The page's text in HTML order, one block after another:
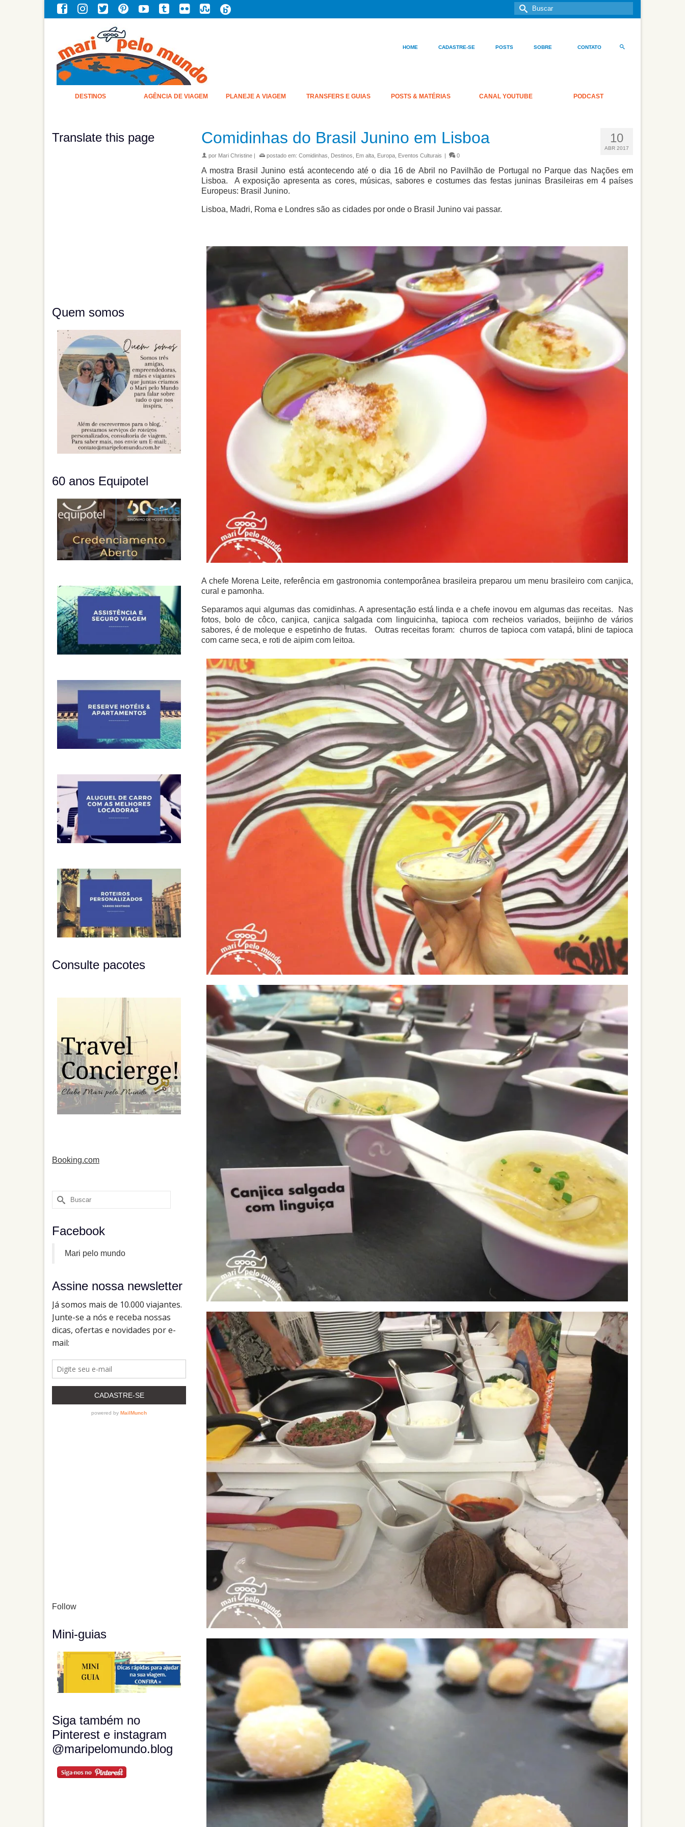
Buscar
por:
HOME CADASTRE-SE POSTS SOBRE CONTATO
DESTINOS AGÊNCIA DE VIAGEM PLANEJE A VIAGEM TRANSFERS E GUIAS POSTS & MATÉRIAS CANAL YOUTUBE PODCAST
10
ABR 2017
Comidinhas do Brasil Junino em Lisboa
por Mari Christine postado em: Comidinhas Destinos Em alta, Europa, Eventos Culturais 0
A mostra Brasil Junino está acontecendo até o dia 16 de Abril no Pavilhão de Portugal no Parque das Nações em
Lisboa. A exposição apresenta as cores, músicas, sabores e costumes das festas juninas Brasileiras em 4 países
Europeus: Brasil Junino.
Lisboa, Madri, Roma e Londres são as cidades por onde o Brasil Junino vai passar.
A chefe Morena Leite, referência em gastronomia contemporânea brasileira preparou um menu brasileiro com canjica,
cural e pamonha.
Separamos aqui algumas das comidinhas. A apresentação está linda e a chefe inovou em algumas das receitas. Nas
fotos, bolo de côco, canjica, canjica salgada com linguicinha, tapioca com recheios variados, beijinho de vários
sabores, é de moleque e espetinho de frutas. Outras receitas foram: churros de tapioca com vatapá, blini de tapioca
com carne seca, e roti de aipim com leitoa.
Translate this page
Quem somos
60 anos Equipotel
Consulte pacotes
Booking.com
Buscar
por:
Facebook
Mari pelo mundo
Assine nossa newsletter
Follow
Mini-guias
Siga também no
Pinterest e instagram
@maripelomundo.blog